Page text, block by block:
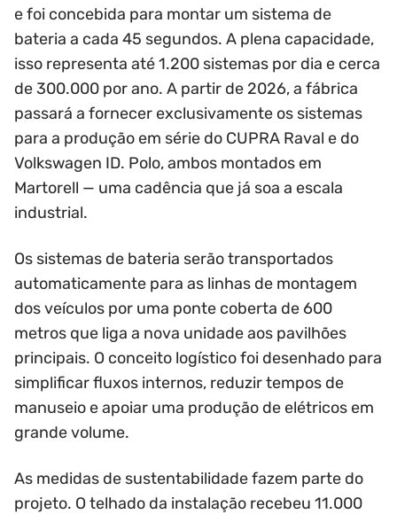
e foi concebida para montar um sistema de
bateria a cada 45 segundos. A plena capacidade,
isso representa até 1.200 sistemas por dia e cerca
de 300.000 por ano. A partir de 2026, a fábrica
passará a fornecer exclusivamente os sistemas
para a produção em série do CUPRA Raval e do
Volkswagen ID. Polo, ambos montados em
Martorell — uma cadência que já soa a escala
industrial.
Os sistemas de bateria serão transportados
automaticamente para as linhas de montagem
dos veículos por uma ponte coberta de 600
metros que liga a nova unidade aos pavilhões
principais. O conceito logístico foi desenhado para
simplificar fluxos internos, reduzir tempos de
manuseio e apoiar uma produção de elétricos em
grande volume.
As medidas de sustentabilidade fazem parte do
projeto. O telhado da instalação recebeu 11.000